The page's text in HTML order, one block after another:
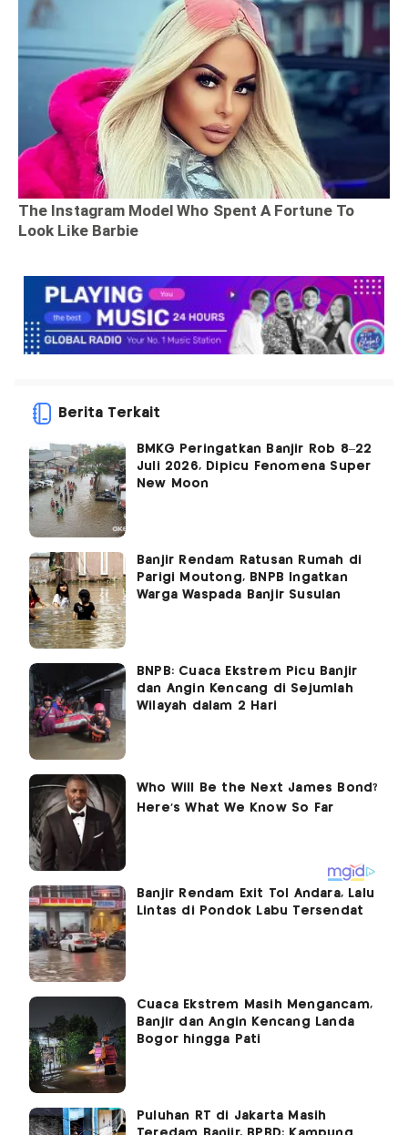
Berita Terkait
BMKG Peringatkan Banjir Rob 8–22
Juli 2026, Dipicu Fenomena Super
New Moon
Banjir Rendam Ratusan Rumah di
Parigi Moutong, BNPB Ingatkan
Warga Waspada Banjir Susulan
BNPB: Cuaca Ekstrem Picu Banjir
dan Angin Kencang di Sejumlah
Wilayah dalam 2 Hari
Banjir Rendam Exit Tol Andara, Lalu
Lintas di Pondok Labu Tersendat
Cuaca Ekstrem Masih Mengancam,
Banjir dan Angin Kencang Landa
Bogor hingga Pati
Puluhan RT di Jakarta Masih